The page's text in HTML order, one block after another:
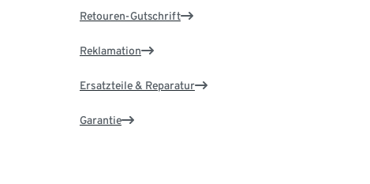
Retouren-Gutschrift
Reklamation
Ersatzteile & Reparatur
Garantie